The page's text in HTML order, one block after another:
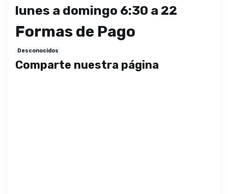
lunes a domingo 6:30 a 22
Formas de Pago
Desconocidos
Comparte nuestra página